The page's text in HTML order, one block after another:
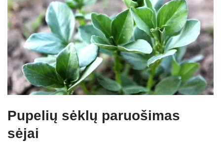
Pupelių sėklų paruošimas
sėjai